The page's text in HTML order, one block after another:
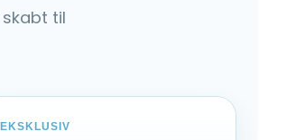
til
EKSKLUSIV